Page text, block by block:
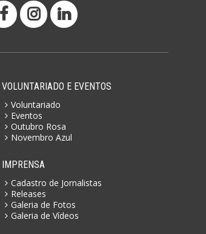
VOLUNTARIADO E EVENTOS
Voluntariado
Eventos
Outubro Rosa
Novembro Azul
IMPRENSA
Cadastro de Jornalistas
Releases
Galeria de Fotos
Galeria de Vídeos